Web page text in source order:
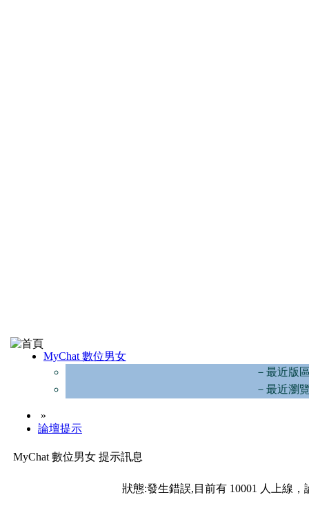
MyChat 數位男女
－最近版
－最近瀏
»
論壇提示
MyChat 數位男女 提示訊息
狀態:發生錯誤,目前有 10001 人上線